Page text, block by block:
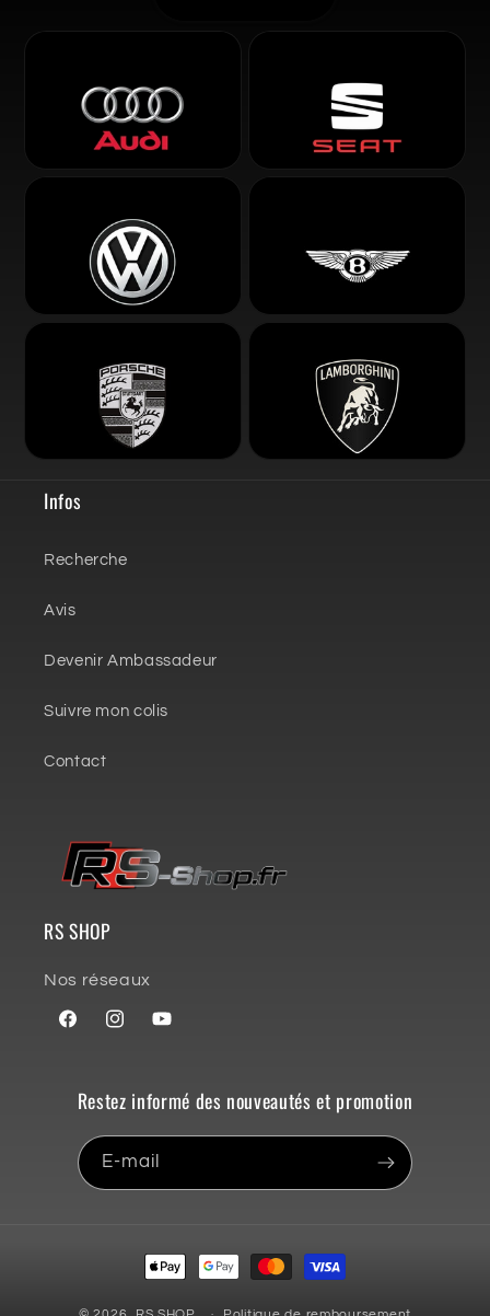
Infos
Recherche
Avis
Devenir Ambassadeur
Suivre mon colis
Contact
RS SHOP
Nos réseaux
FacebookInstagramYouTube
Restez informé des nouveautés et promotion
E-mail
Moyens
de